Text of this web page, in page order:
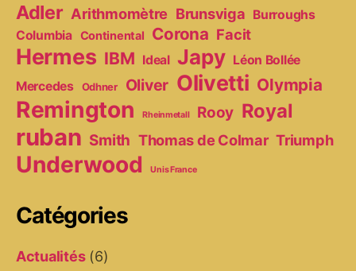
Adler Arithmomètre Brunsviga Burroughs
Columbia Continental Corona Facit
Hermes IBM Ideal Japy Léon Bollée
Mercedes
Odhner Oliver Olivetti Olympia
Remington Rheinmetall Rooy Royal
ruban Smith Thomas de Colmar Triumph
Underwood Unis France
Catégories
Actualités(6)